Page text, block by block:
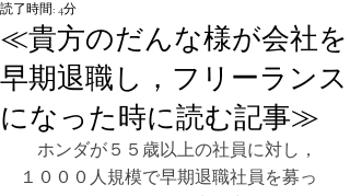
≪貴方のだんな様が会社を
早期退職し，フリーランス
になった時に読む記事≫
読了時間: 4分
ホンダが５５歳以上の社員に対し，
１０００人規模で早期退職社員を募っ